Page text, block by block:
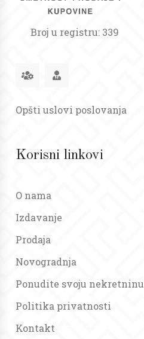
Broj u registru: 339
Opšti uslovi poslovanja
Korisni linkovi
O nama
Izdavanje
Prodaja
Novogradnja
Ponudite svoju nekretninu
Politika privatnosti
Kontakt